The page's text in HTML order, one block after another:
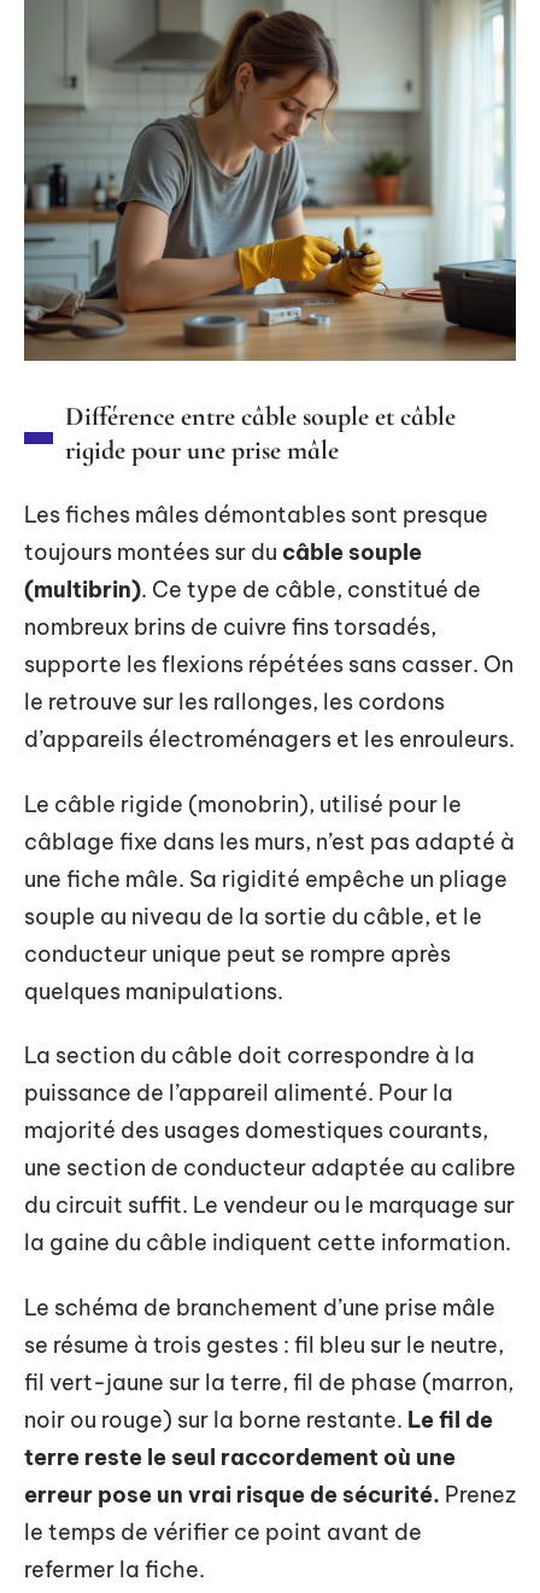
Différence entre câble souple et câble
rigide pour une prise mâle
Les fiches mâles démontables sont presque
toujours montées sur du câble souple
(multibrin). Ce type de câble, constitué de
nombreux brins de cuivre fins torsadés,
supporte les flexions répétées sans casser. On
le retrouve sur les rallonges, les cordons
d’appareils électroménagers et les enrouleurs.
Le câble rigide (monobrin), utilisé pour le
câblage fixe dans les murs, n’est pas adapté à
une fiche mâle. Sa rigidité empêche un pliage
souple au niveau de la sortie du câble, et le
conducteur unique peut se rompre après
quelques manipulations.
La section du câble doit correspondre à la
puissance de l’appareil alimenté. Pour la
majorité des usages domestiques courants,
une section de conducteur adaptée au calibre
du circuit suffit. Le vendeur ou le marquage sur
la gaine du câble indiquent cette information.
Le schéma de branchement d’une prise mâle
se résume à trois gestes : fil bleu sur le neutre,
fil vert-jaune sur la terre, fil de phase (marron,
noir ou rouge) sur la borne restante. Le fil de
terre reste le seul raccordement où une
erreur pose un vrai risque de sécurité. Prenez
le temps de vérifier ce point avant de
refermer la fiche.